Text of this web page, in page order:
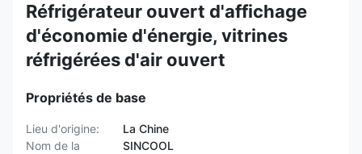
Réfrigérateur ouvert d'affichage
d'économie d'énergie, vitrines
réfrigérées d'air ouvert
Propriétés de base
Lieu d'origine:
La Chine
Nom de la
SINCOOL